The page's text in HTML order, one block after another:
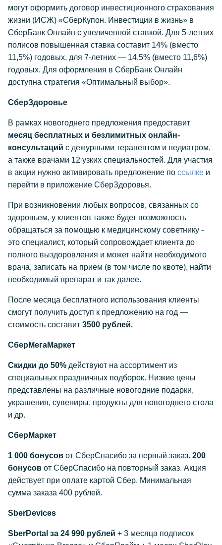
могут оформить договор инвестиционного страхования
жизни (ИСЖ) «СберКупон. Инвестиции в жизнь» в
СберБанк Онлайн с увеличенной ставкой. Для 5-летних
полисов повышенная ставка составит 14% (вместо
11,5%) годовых, для 7-летних — 14,5% (вместо 11,6%)
годовых. Для оформления в СберБанк Онлайн
доступна стратегия «Оптимальный выбор».
СберЗдоровье
В рамках новогоднего предложения предоставит
месяц бесплатных и безлимитных онлайн-
консультаций с дежурными терапевтом и педиатром,
а также врачами 12 узких специальностей. Для участия
в акции нужно активировать предложение по ссылке и
перейти в приложение СберЗдоровья.
При возникновении любых вопросов, связанных со
здоровьем, у клиентов также будет возможность
обращаться за помощью к медицинскому советнику -
это специалист, который сопровождает клиента до
полного выздоровления и может найти необходимого
врача, записать на прием (в том числе по квоте), найти
необходимый препарат и так далее.
После месяца бесплатного использования клиенты
смогут получить доступ к предложению на год —
стоимость составит 3500 рублей.
СберМегаМаркет
Скидки до 50% действуют на ассортимент из
специальных праздничных подборок. Низкие цены
представлены на различные новогодние подарки,
украшения, сувениры, продукты для новогоднего стола
и др.
СберМаркет
1 000 бонусов от СберСпасибо за первый заказ. 200
бонусов от СберСпасибо на повторный заказ. Акция
действует при оплате картой Сбер. Минимальная
сумма заказа 400 рублей.
SberDevices
SberPortal за 24 990 рублей + 3 месяца подписок